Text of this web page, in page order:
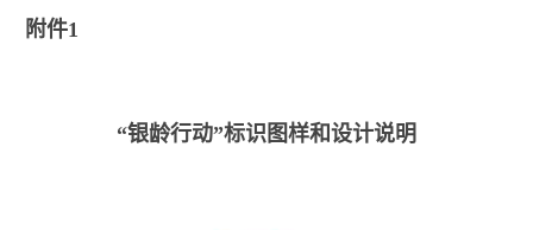
附件1
“银龄行动”标识图样和设计说明